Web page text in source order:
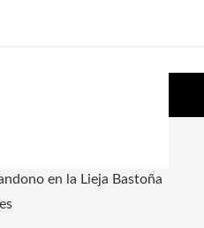
en la Lieja Bastoña